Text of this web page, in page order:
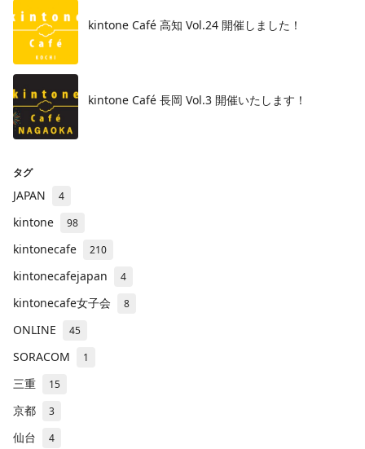
kintone Café 高知 Vol.24 開催しました！
kintone Café 長岡 Vol.3 開催いたします！
タグ
JAPAN 4
kintone 98
kintonecafe 210
kintonecafejapan 4
kintonecafe女子会 8
ONLINE 45
SORACOM 1
三重 15
京都 3
仙台 4